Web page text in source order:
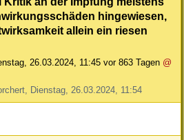
hingewiesen,
allein ein riesen
26.03.2024, 11:45 vor 863 Tagen @
Dienstag, 26.03.2024, 11:54